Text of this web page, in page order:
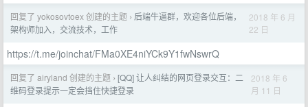
回复了 yokosovtoex 创建的主题 › 后端牛逼群，欢迎各位后端，
架构师加入，交流技术，工作
2018 年 6 月
22 日
https://t.me/joinchat/FMa0XE4niYCk9Y1fwNswrQ
回复了 airyland 创建的主题 › [QQ] 让人纠结的网页登录交互：二
维码登录提示一定会挡住快捷登录
2018 年 6
月 11 日